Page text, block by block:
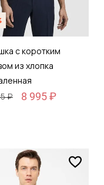
с коротким
из хлопка
₽
8 995 ₽